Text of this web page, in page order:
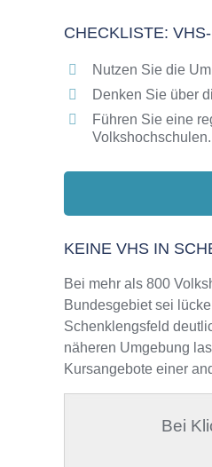
CHECKLISTE:
Nutzen Sie die
Denken Sie über
Führen Sie eine
Volkshochschulen.
KEINE VHS IN
Bei mehr als 800
Bundesgebiet sei
Schenklengsfeld
näheren Umgebung
Kursangebote einer
Bei